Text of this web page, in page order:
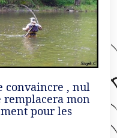
convaincre , nul
remplacera mon
pour les